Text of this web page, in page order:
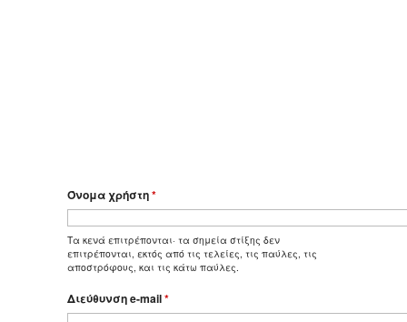
Όνομα χρήστη*
Τα κενά επιτρέπονται· τα σημεία στίξης δεν
επιτρέπονται, εκτός από τις τελείες, τις παύλες, τις
αποστρόφους, και τις κάτω παύλες.
Διεύθυνση e-mail*